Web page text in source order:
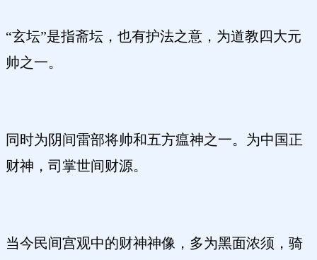
“玄坛”是指斋坛，也有护法之意，为道教四大元
帅之一。
同时为阴间雷部将帅和五方瘟神之一。为中国正
财神，司掌世间财源。
当今民间宫观中的财神神像，多为黑面浓须，骑